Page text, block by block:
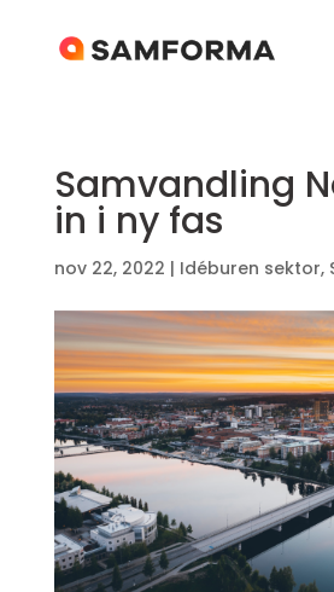
Samvandling
in i ny fas
nov 22, 2022 | Idéburen sektor,